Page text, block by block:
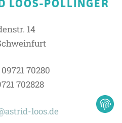
LOOS-POLLINGER
14
70280
702828
loos.de